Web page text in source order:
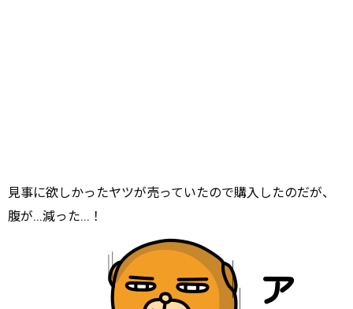
見事に欲しかったヤツが売っていたので購入したのだが、
腹が…減った…！